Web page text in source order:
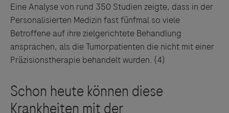
Höheres Vertrauen in die Behandlung und deutlich
verbesserte Outcomes für ihre Patienten
Verbesserte Adhärenz, da Patienten den Nutzen der
Therapie unmittelbar erkennen
Verbesserung klinischer Therapieergebnisse
Deutlichere wissenschaftliche Belege vereinfachen
Nutzen-Risiko-Beurteilungen
Eine Analyse von rund 350 Studien zeigte, dass in der
Personalisierten Medizin fast fünfmal so viele
Betroffene auf ihre zielgerichtete Behandlung
ansprachen, als die Tumorpatienten die nicht mit einer
Präzisionstherapie behandelt wurden. (4)